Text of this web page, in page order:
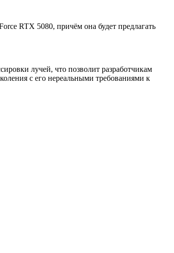
RTX 5080, причём она будет предлагать
лучей, что позволит разработчикам
с его нереальными требованиями к